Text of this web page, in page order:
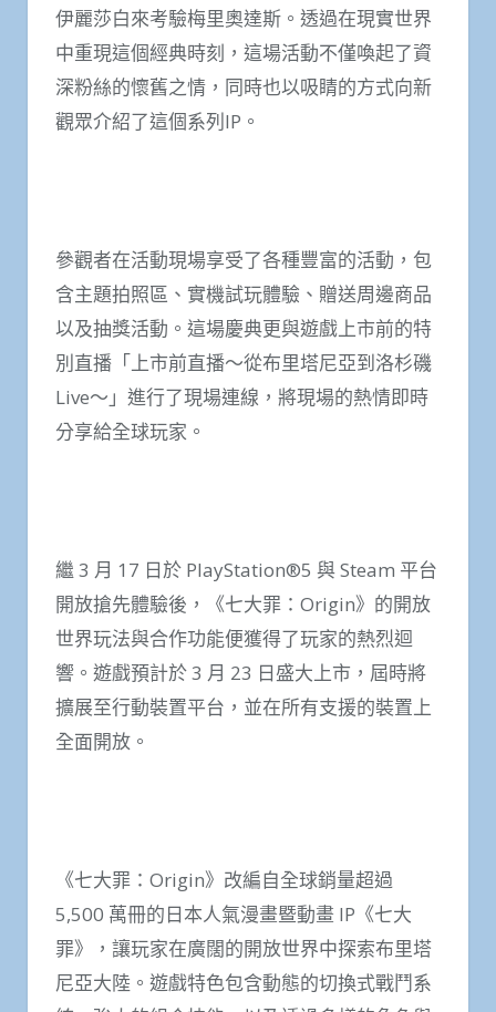
伊麗莎白來考驗梅里奧達斯。透過在現實世界
中重現這個經典時刻，這場活動不僅喚起了資
深粉絲的懷舊之情，同時也以吸睛的方式向新
觀眾介紹了這個系列IP。
參觀者在活動現場享受了各種豐富的活動，包
含主題拍照區、實機試玩體驗、贈送周邊商品
以及抽獎活動。這場慶典更與遊戲上市前的特
別直播「上市前直播～從布里塔尼亞到洛杉磯
Live～」進行了現場連線，將現場的熱情即時
分享給全球玩家。
繼 3 月 17 日於 PlayStation®5 與 Steam 平台
開放搶先體驗後，《七大罪：Origin》的開放
世界玩法與合作功能便獲得了玩家的熱烈迴
響。遊戲預計於 3 月 23 日盛大上市，屆時將
擴展至行動裝置平台，並在所有支援的裝置上
全面開放。
《七大罪：Origin》改編自全球銷量超過
5,500 萬冊的日本人氣漫畫暨動畫 IP《七大
罪》，讓玩家在廣闊的開放世界中探索布里塔
尼亞大陸。遊戲特色包含動態的切換式戰鬥系